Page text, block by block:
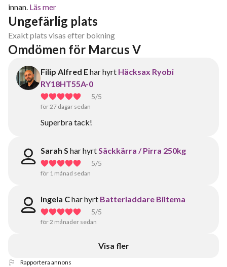
innan. Läs mer
Ungefärlig plats
Exakt plats visas efter bokning
Omdömen för Marcus V
Filip Alfred Ehar hyrt Häcksax Ryobi
RY18HT55A-0
5/5
för 27 dagar sedan
Superbra tack!
Sarah S har hyrtSäckkärra / Pirra 250kg
5/5
för 1 månad sedan
Ingela Char hyrt Batterladdare Biltema
5/5
för 2 månader sedan
Visa fler
Rapportera annons